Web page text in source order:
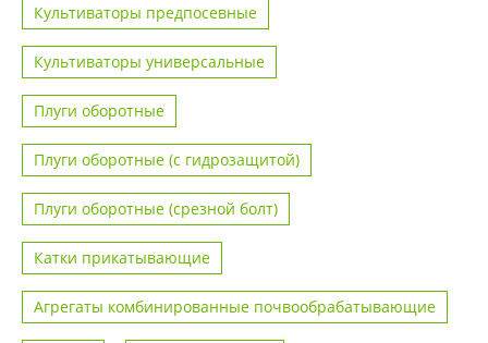
Культиваторы предпосевные
Культиваторы универсальные
Плуги оборотные
Плуги оборотные (с гидрозащитой)
Плуги оборотные (срезной болт)
Катки прикатывающие
Агрегаты комбинированные почвообрабатывающие